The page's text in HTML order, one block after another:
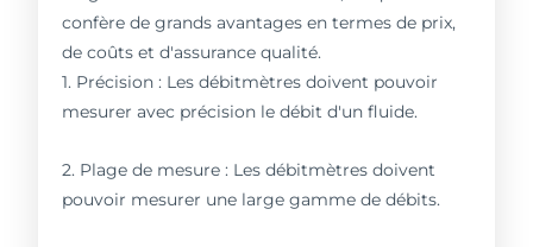
confère de grands avantages en termes de prix,
de coûts et d'assurance qualité.
1. Précision : Les débitmètres doivent pouvoir
mesurer avec précision le débit d'un fluide.
2. Plage de mesure : Les débitmètres doivent
pouvoir mesurer une large gamme de débits.